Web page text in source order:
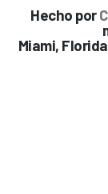
Hecho por
Miami, Florida